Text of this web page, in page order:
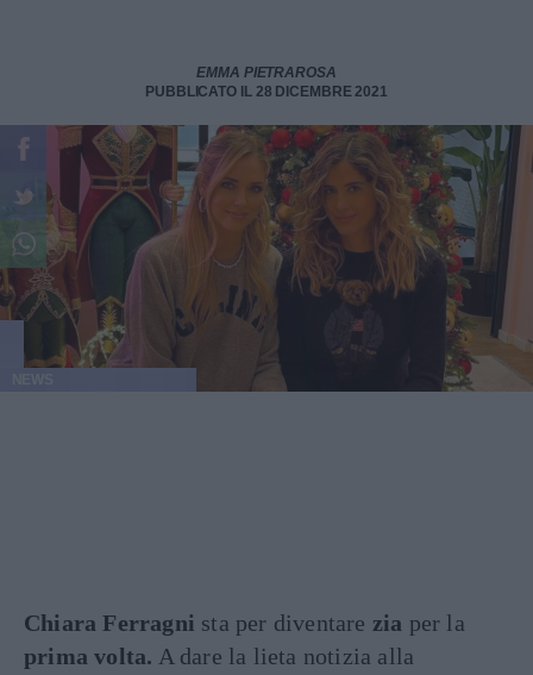
EMMA PIETRAROSA
PUBBLICATO IL 28 DICEMBRE 2021
Chiara Ferragni sta per diventare zia per la
prima volta. A dare la lieta notizia alla